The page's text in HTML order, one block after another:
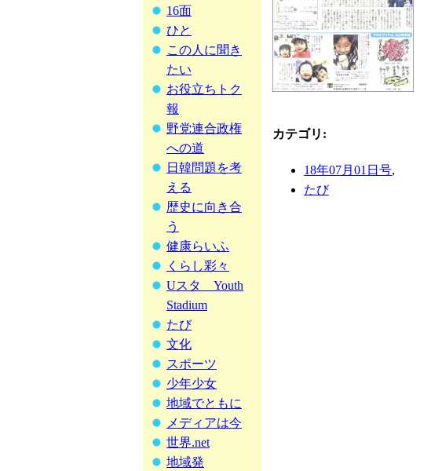
16面
ひと
この人に聞き
たい
お役立ちトク
報
野党連合政権
への道
日韓問題を考
える
歴史に向き合
う
健康らいふ
くらし彩々
Uスタ Youth
Stadium
たび
文化
スポーツ
少年少女
地域でともに
メディアは今
世界.net
地域発
カテゴリ :
18年07月01日号,
たび